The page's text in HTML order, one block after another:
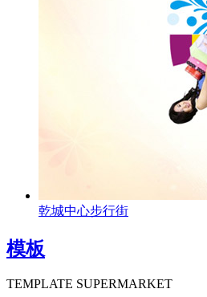
乾城中心步行街
模板
TEMPLATE SUPERMARKET